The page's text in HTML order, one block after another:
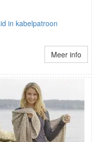
in kabelpatroon
Meer info